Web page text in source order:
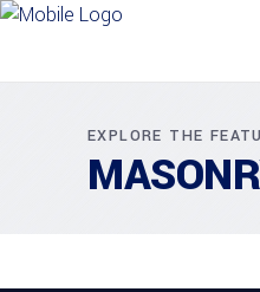
EXPLORE THE